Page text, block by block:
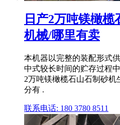
日产2万吨镁橄
机械/哪里有卖
本机器以完整的装配形式
中式较长时间的贮存过程
2万吨镁橄榄石山石制砂
分有 .
联系电话: 180 3780 8511